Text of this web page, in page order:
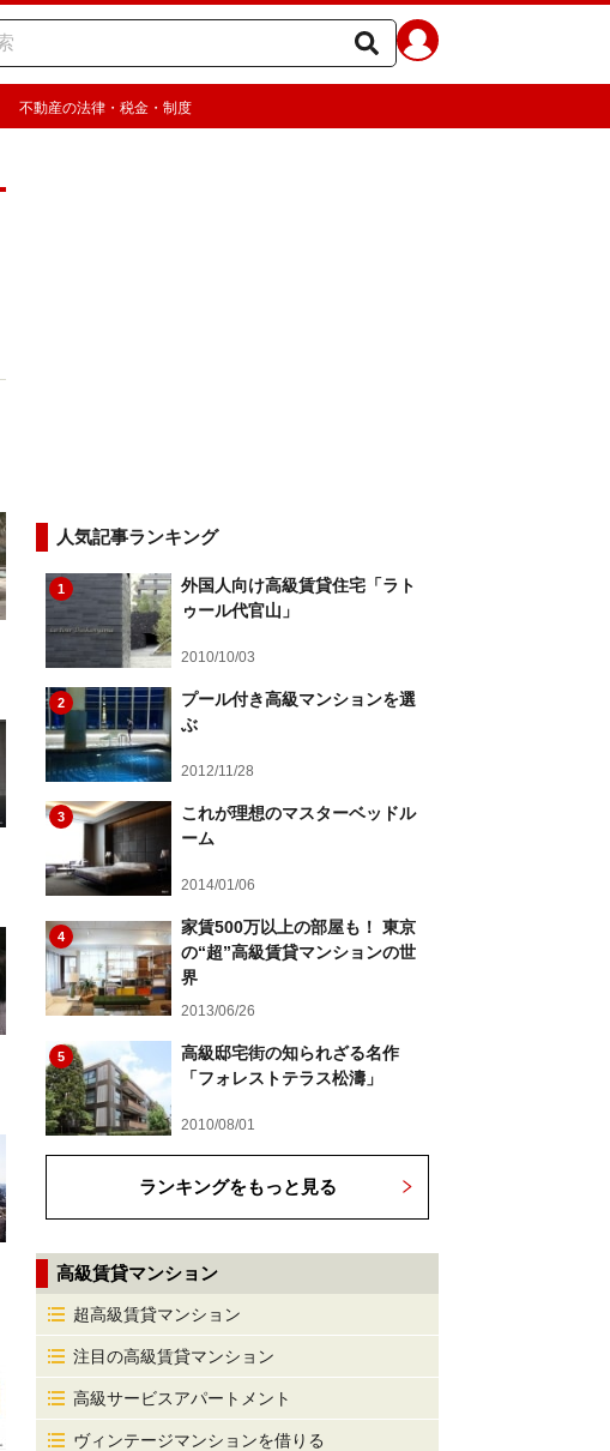
不動産の法律・税金・制度
人気記事ランキング
1
外国人向け高級賃貸住宅「ラト
ゥール代官山」
2010/10/03
2
プール付き高級マンションを選
ぶ
2012/11/28
3
これが理想のマスターベッドル
ーム
2014/01/06
4
家賃500万以上の部屋も！ 東京
の“超”高級賃貸マンションの世
界
2013/06/26
5
高級邸宅街の知られざる名作
「フォレストテラス松濤」
2010/08/01
ランキングをもっと見る
高級賃貸マンション
超高級賃貸マンション
注目の高級賃貸マンション
高級サービスアパートメント
ヴィンテージマンションを借りる